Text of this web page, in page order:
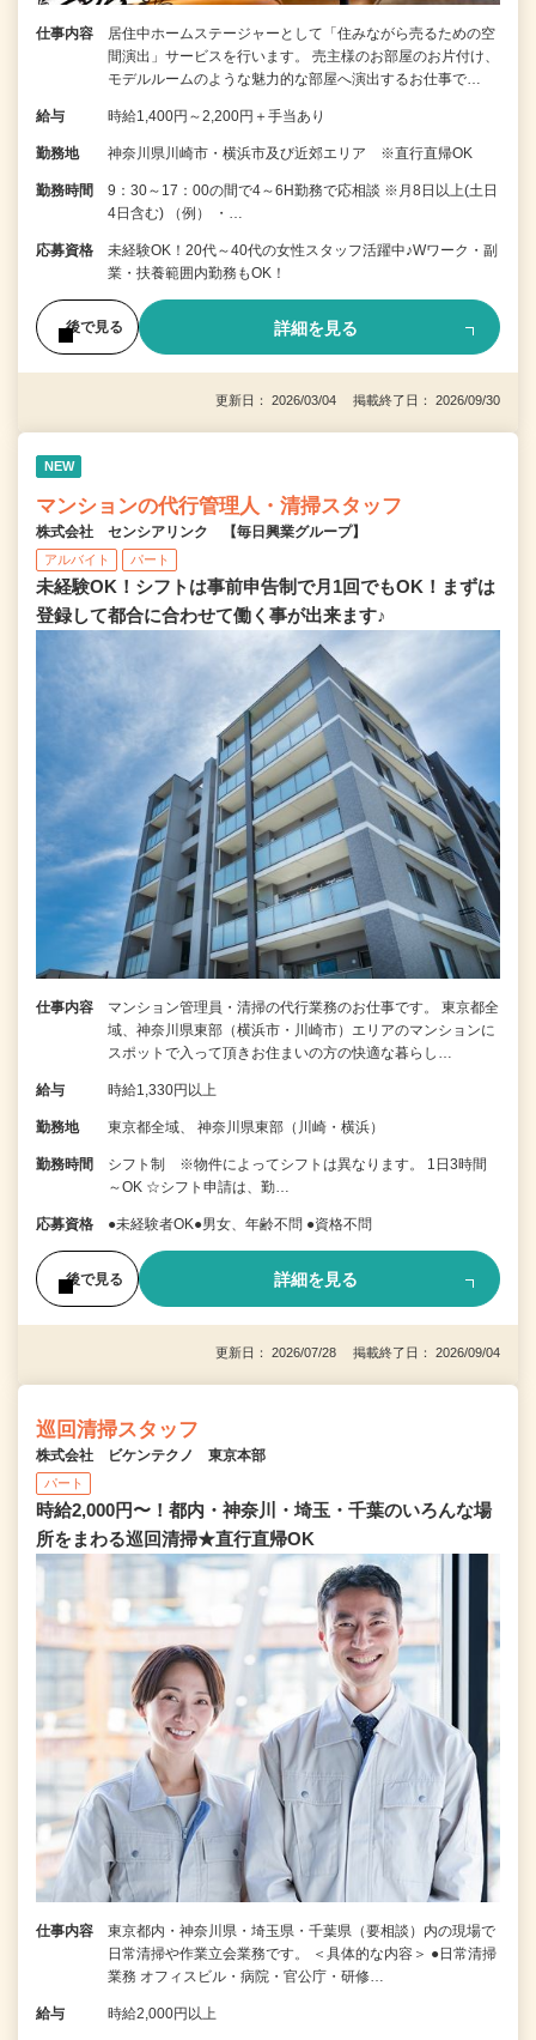
仕事内容
居住中ホームステージャーとして「住みながら売るための空
間演出」サービスを行います。 売主様のお部屋のお片付け、
モデルルームのような魅力的な部屋へ演出するお仕事で…
給与 時給1,400円～2,200円＋手当あり
勤務地 神奈川県川崎市・横浜市及び近郊エリア ※直行直帰OK
勤務時間
9：30～17：00の間で4～6H勤務で応相談 ※月8日以上(土日
4日含む) （例） ・…
応募資格
未経験OK！20代～40代の女性スタッフ活躍中♪Wワーク・副
業・扶養範囲内勤務もOK！
後で見る 詳細を見る
更新日： 2026/03/04 掲載終了日： 2026/09/30
NEW
マンションの代行管理人・清掃スタッフ
株式会社 センシアリンク 【毎日興業グループ】
アルバイト パート
未経験OK！シフトは事前申告制で月1回でもOK！まずは
登録して都合に合わせて働く事が出来ます♪
仕事内容
マンション管理員・清掃の代行業務のお仕事です。 東京都全
域、神奈川県東部（横浜市・川崎市）エリアのマンションに
スポットで入って頂きお住まいの方の快適な暮らし…
給与 時給1,330円以上
勤務地 東京都全域、 神奈川県東部（川崎・横浜）
勤務時間
シフト制 ※物件によってシフトは異なります。 1日3時間
～OK ☆シフト申請は、勤…
応募資格 ●未経験者OK●男女、年齢不問 ●資格不問
後で見る 詳細を見る
更新日： 2026/07/28 掲載終了日： 2026/09/04
巡回清掃スタッフ
株式会社 ビケンテクノ 東京本部
パート
時給2,000円〜！都内・神奈川・埼玉・千葉のいろんな場
所をまわる巡回清掃★直行直帰OK
仕事内容
東京都内・神奈川県・埼玉県・千葉県（要相談）内の現場で
日常清掃や作業立会業務です。 ＜具体的な内容＞ ●日常清掃
業務 オフィスビル・病院・官公庁・研修…
給与 時給2,000円以上